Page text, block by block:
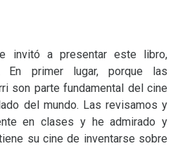
invitó a presentar este libro,
En primer lugar, porque las
son parte fundamental del cine
del mundo. Las revisamos y
en clases y he admirado y
su cine de inventarse sobre